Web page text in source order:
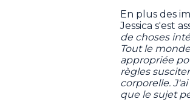
En plus des
Jessica s'est
de choses
Tout le
appropriée
règles
corporelle.
que le sujet